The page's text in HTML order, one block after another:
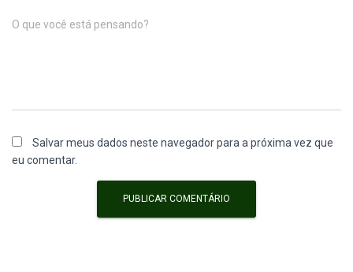
O que você está pensando?
Salvar meus dados neste navegador para a próxima vez que
eu comentar.